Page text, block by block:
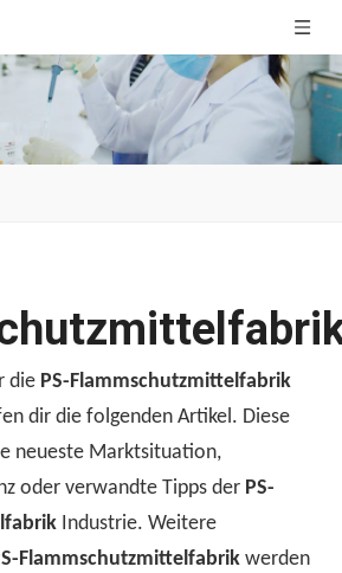
die PS-Flammschutzmittelfabrik
dir die folgenden Artikel. Diese
neueste Marktsituation,
oder verwandte Tipps der PS-
Industrie. Weitere
Flammschutzmittelfabrik werden